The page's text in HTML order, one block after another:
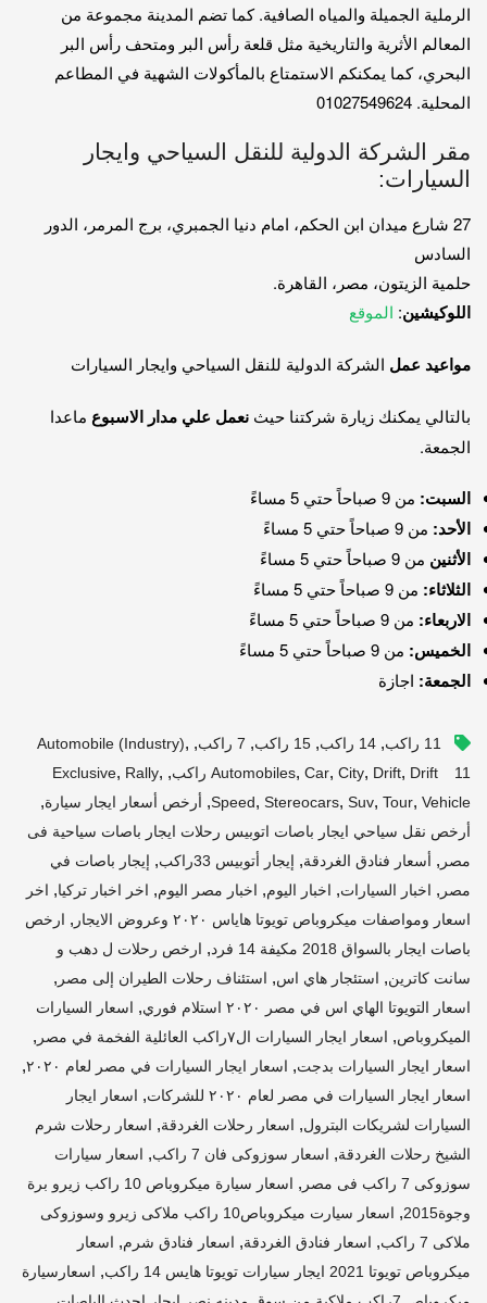
الرملية الجميلة والمياه الصافية. كما تضم المدينة مجموعة من
المعالم الأثرية والتاريخية مثل قلعة رأس البر ومتحف رأس البر
البحري، كما يمكنكم الاستمتاع بالمأكولات الشهية في المطاعم
المحلية. 01027549624
مقر الشركة الدولية للنقل السياحي وايجار
السيارات:
27 شارع ميدان ابن الحكم، امام دنيا الجمبري، برج المرمر، الدور
السادس
حلمية الزيتون، مصر، القاهرة.
اللوكيشين: الموقع
مواعيد عمل الشركة الدولية للنقل السياحي وايجار السيارات
بالتالي يمكنك زيارة شركتنا حيث نعمل علي مدار الاسبوع ماعدا
الجمعة.
السبت: من 9 صباحاً حتي 5 مساءً
الأحد: من 9 صباحاً حتي 5 مساءً
الأثنين من 9 صباحاً حتي 5 مساءً
الثلاثاء: من 9 صباحاً حتي 5 مساءً
الاربعاء: من 9 صباحاً حتي 5 مساءً
الخميس: من 9 صباحاً حتي 5 مساءً
الجمعة: اجازة
11 راكب , 14 راكب , 15 راكب , 7 راكب ,
Automobile (industry),
Automobiles, Car, City, Drift, Drift 11 راكب ,
Exclusive, Rally,
Speed, Stereocars, Suv, Tour, Vehicle
, أرخص أسعار ايجار سيارة,
أرخص نقل سياحي ايجار باصات اتوبيس رحلات ايجار باصات سياحية فى
مصر , أسعار فنادق الغردقة, إيجار أتوبيس 33راكب , إيجار باصات في
مصر , اخبار السيارات, اخبار اليوم, اخبار مصر اليوم, اخر اخبار تركيا, اخر
اسعار ومواصفات ميكروباص تويوتا هاياس ٢٠٢٠ وعروض الايجار
, ارخص
باصات ايجار بالسواق 2018 مكيفة 14 فرد
, ارخص رحلات ل دهب و
سانت كاترين, استئجار هاي اس, استئناف رحلات الطيران إلى مصر ,
اسعار التويوتا الهاي اس في مصر ٢٠٢٠ استلام فوري , اسعار السيارات
الميكروباص, اسعار ايجار السيارات ال٧راكب العائلية الفخمة في مصر ,
اسعار ايجار السيارات بدجت, اسعار ايجار السيارات في مصر لعام ٢٠٢٠ ,
اسعار ايجار السيارات في مصر لعام ٢٠٢٠ للشركات , اسعار ايجار
السيارات لشريكات البترول, اسعار رحلات الغردقة, اسعار رحلات شرم
الشيخ رحلات الغردقة, اسعار سوزوكى فان 7 راكب , اسعار سيارات
سوزوكى 7 راكب فى مصر
,
اسعار سيارة ميكروباص 10 راكب زيرو برة
وجوة2015
,
اسعار سيارت ميكروباص10 راكب ملاكى زيرو وسوزوكى
ملاكى 7 راكب
, اسعار فنادق الغردقة, اسعار فنادق شرم, اسعار
ميكروباص تويوتا 2021 ايجار سيارات تويوتا هايس 14 راكب
, اسعارسيارة